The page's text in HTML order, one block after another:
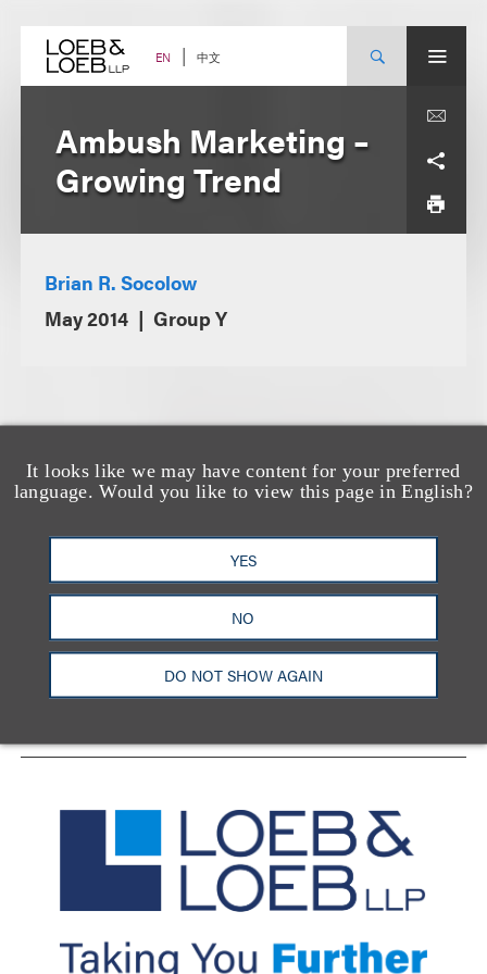
content EN 中文
It looks like we may have content for your preferred
language. Would you like to view this page in English?
YES
NO
DO NOT SHOW AGAIN
Ambush Marketing –
Growing Trend
Brian R. Socolow
May 2014
Group Y
芝加哥
华盛顿特区
旧金山 泰森斯
代表处
香港
Facebook X
联系我们
隐私政策 使用条款 订阅中心